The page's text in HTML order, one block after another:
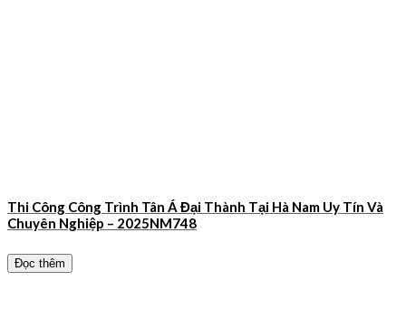
Thi Công Công Trình Tân Á Đại Thành Tại Hà Nam Uy Tín Và
Chuyên Nghiệp – 2025NM748
Đọc thêm